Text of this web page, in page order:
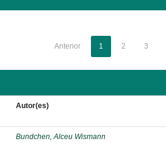
Anterior 1 2 3
Autor(es)
Bundchen, Alceu Wismann